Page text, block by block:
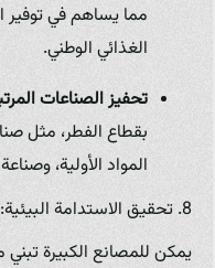
مما يساهم في توفير
الغذائي الوطني.
تحفيز الصناعات
بقطاع الفطر، مثل
المواد الأولية،
8. تحقيق الاستدامة البيئية:
يمكن للمصانع الكبيرة